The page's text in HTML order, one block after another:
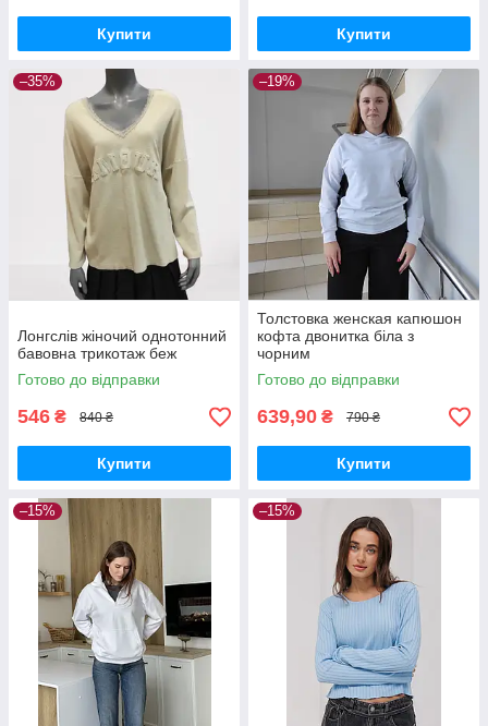
Купити Купити
–35%
Лонгслів жіночий однотонний
бавовна трикотаж беж
Готово до відправки
546 ₴ 840 ₴
Купити
–19%
Толстовка женская капюшон
кофта двонитка біла з
чорним
Готово до відправки
639,90 ₴ 790 ₴
Купити
–15% –15%